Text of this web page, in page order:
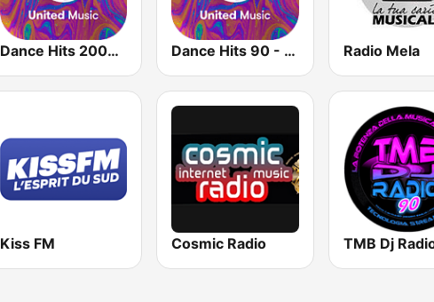
Dance Hits 2000 - United Music Dance Hits 90 - United Music Radio Mela
Kiss FM Cosmic Radio TMB Dj